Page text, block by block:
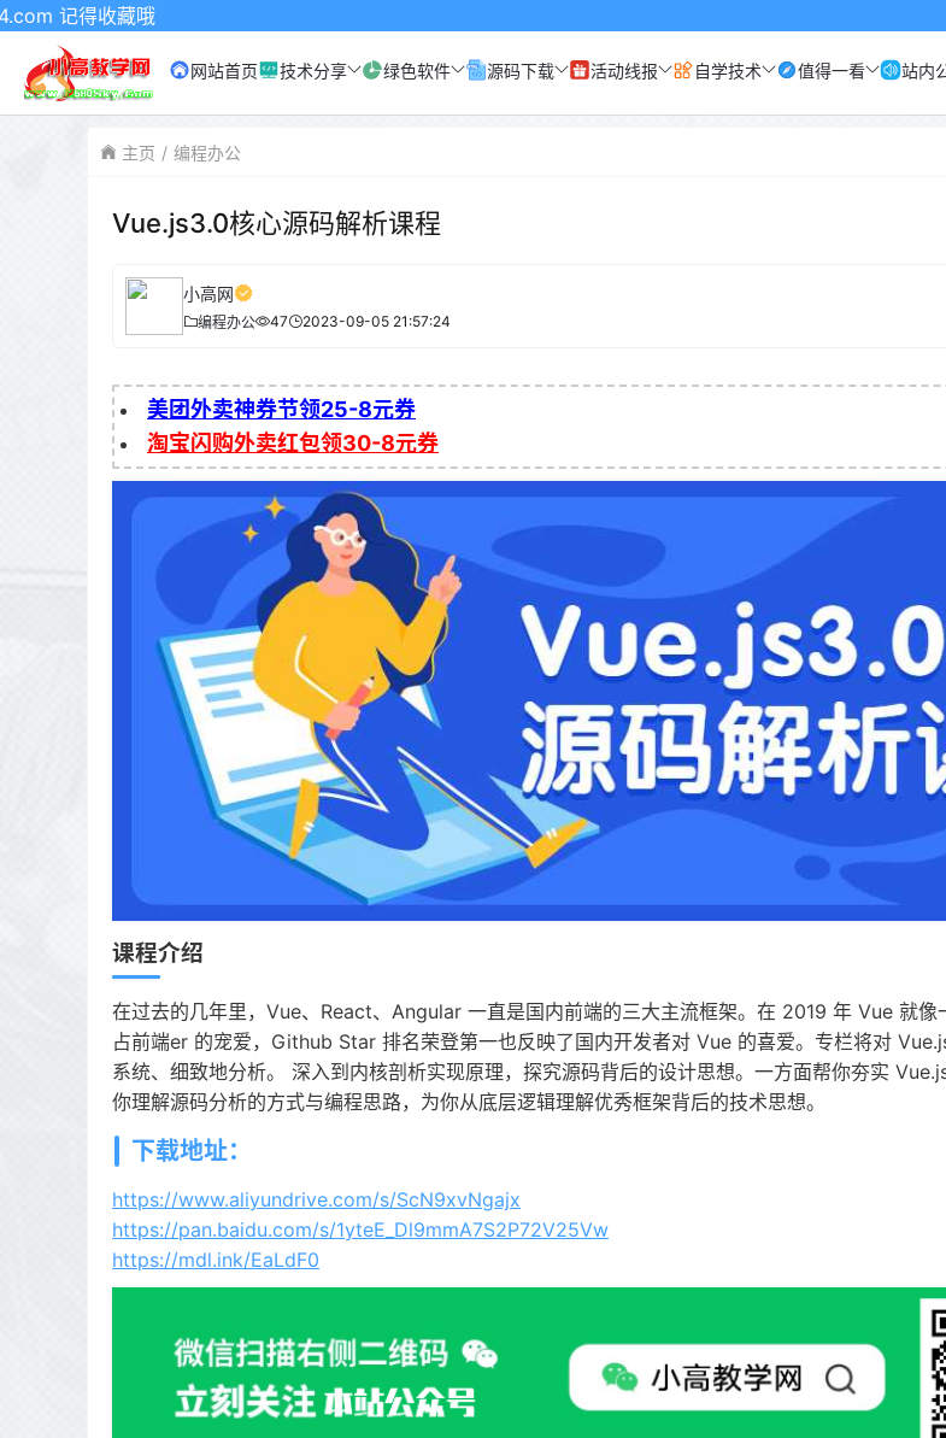
藏哦
网站首页 技术分享 绿色软件 源码下载 活动线报 自学技术 值得一看 站内
主页 编程办公
Vue.js3.0核心源码解析课程
小高网
编程办公 47 2023-09-05 21:57:24
美团外卖神券节领25-8元券
淘宝闪购外卖红包领30-8元券
课程介绍
在过去的几年里，Vue、React、Angular 一直是国内前端的三大主流框架。在 2019 年 Vue 就像
占前端er 的宠爱，Github Star 排名荣登第一也反映了国内开发者对 Vue 的喜爱。专栏将对
系统、细致地分析。 深入到内核剖析实现原理，探究源码背后的设计思想。一方面帮你夯实
你理解源码分析的方式与编程思路，为你从底层逻辑理解优秀框架背后的技术思想。
下载地址：
https://www.aliyundrive.com/s/ScN9xvNgajx
https://pan.baidu.com/s/1yteE_Dl9mmA7S2P72V25Vw
https://mdl.ink/EaLdF0